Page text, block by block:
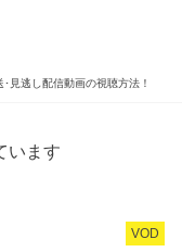
見逃し配信動画の視聴方法！
います
VOD